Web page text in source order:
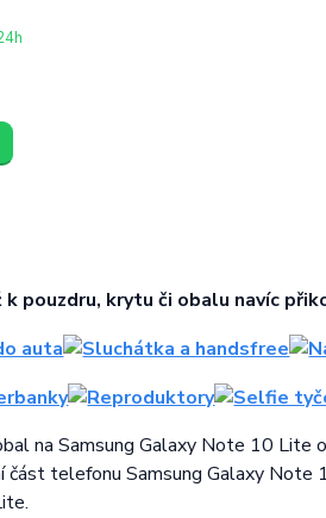
pouzdru, krytu či obalu navíc
na Samsung Galaxy Note 10
část telefonu Samsung Galaxy